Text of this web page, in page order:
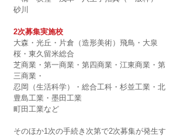
砂川
2次募集実施校
大森・光丘・片倉（造形美術）飛鳥・大泉
桜・東久留米総合
芝商業・第一商業・第四商業・江東商業・第
三商業・
忍岡（生活科学）・総合工科・杉並工業・北
豊島工業・墨田工業
町田工業など
そのほか1次の手続き次第で2次募集が発生す